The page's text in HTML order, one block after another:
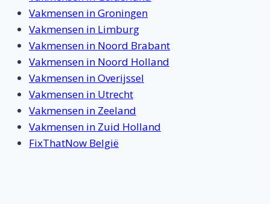
Vakmensen in Groningen
Vakmensen in Limburg
Vakmensen in Noord Brabant
Vakmensen in Noord Holland
Vakmensen in Overijssel
Vakmensen in Utrecht
Vakmensen in Zeeland
Vakmensen in Zuid Holland
FixThatNow België